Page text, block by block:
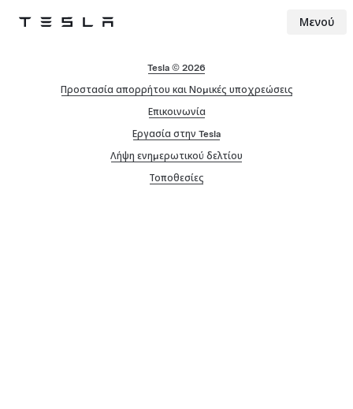
Tesla Μενού
Tesla © 2026
Προστασία απορρήτου και Νομικές υποχρεώσεις
Επικοινωνία
Εργασία στην Tesla
Λήψη ενημερωτικού δελτίου
Τοποθεσίες